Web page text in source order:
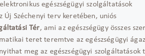
egészségügyi szolgáltatások
Új Széchenyi terv keretében, uniós
Tér, ami az egészségügy összes
teret teremtve az egészségügyi
meg az egészségügyi szolgáltatások